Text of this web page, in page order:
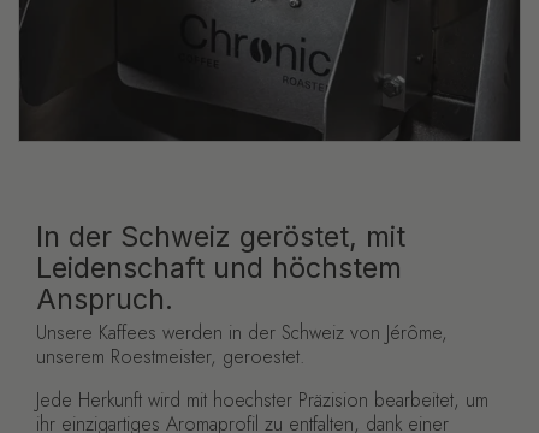
In der Schweiz geröstet, mit
Leidenschaft und höchstem
Anspruch.
Unsere Kaffees werden in der Schweiz von Jérôme,
unserem Roestmeister, geroestet.
Jede Herkunft wird mit hoechster Präzision bearbeitet, um
ihr einzigartiges Aromaprofil zu entfalten, dank einer